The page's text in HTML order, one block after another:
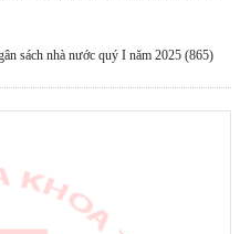
sách nhà nước quý I năm 2025 (865)